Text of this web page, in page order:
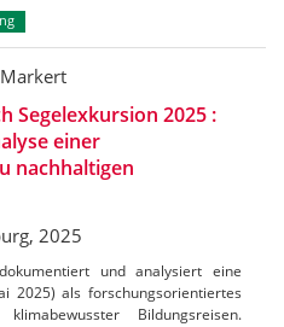
Segelexkursion 2025 :
einer
nachhaltigen
2025
und analysiert eine
2025) als forschungsorientiertes
Bildungsreisen.